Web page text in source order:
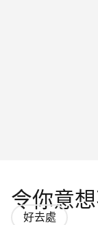
令你意
好去處